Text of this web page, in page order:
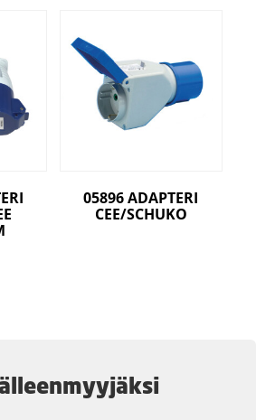
05896 ADAPTERI
CEE/SCHUKO